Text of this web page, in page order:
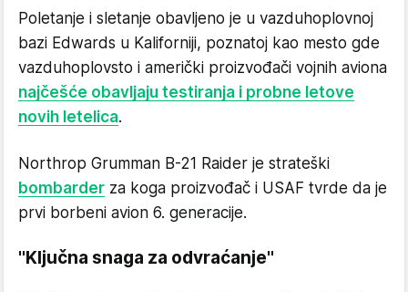
Poletanje i sletanje obavljeno je u vazduhoplovnoj
bazi Edwards u Kaliforniji, poznatoj kao mesto gde
vazduhoplovsto i američki proizvođači vojnih aviona
najčešće obavljaju testiranja i probne letove
novih letelica.
Northrop Grumman B-21 Raider je strateški
bombarder za koga proizvođač i USAF tvrde da je
prvi borbeni avion 6. generacije.
"Ključna snaga za odvraćanje"